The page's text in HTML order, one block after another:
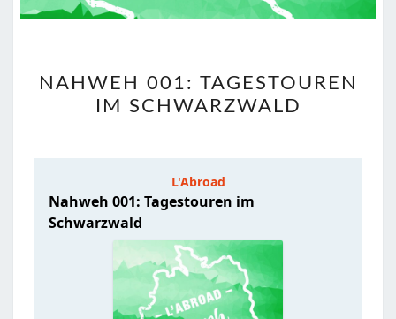
001:
TAGESTOUREN
NAHWEH 001: TAGESTOUREN
IM SCHWARZWALD